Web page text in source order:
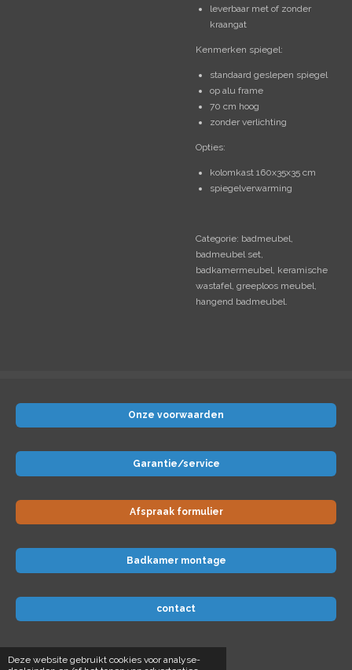
Deze website gebruikt cookies voor analyse-
leverbaar met of zonder
kraangat
Kenmerken spiegel:
standaard geslepen spiegel
op alu frame
70 cm hoog
zonder verlichting
Opties:
kolomkast 160x35x35 cm
spiegelverwarming
Categorie: badmeubel,
badmeubel set,
badkamermeubel, keramische
wastafel, greeploos meubel,
hangend badmeubel.
Onze voorwaarden
Garantie/service
Afspraak formulier
Badkamer montage
contact